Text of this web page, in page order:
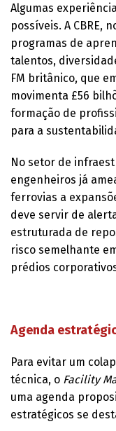
Algumas
possíveis. A CBRE,
programas de
talentos,
FM britânico, que
movimenta £56
formação de
para a
No setor de
engenheiros já
ferrovias a
deve servir de
estruturada de
risco semelhante
prédios
Agenda
Para evitar um
técnica, o Facility
uma agenda
estratégicos se